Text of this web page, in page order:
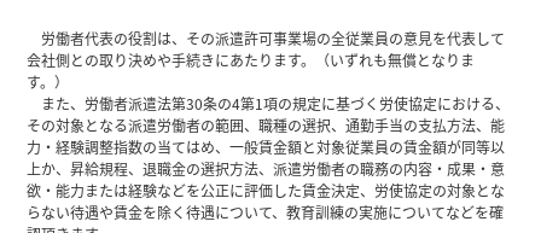
労働者代表の役割は、その派遣許可事業場の全従業員の意見を代表して
会社側との取り決めや手続きにあたります。
（いずれも無償となりま
す。）
また、労働者派遣法第30条の4第1項の規定に基づく労使協定における、
その対象となる派遣労働者の範囲、職種の選択、通勤手当の支払方法、能
力・経験調整指数の当てはめ、一般賃金額と対象従業員の賃金額が同等以
上か、昇給規程、退職金の選択方法、派遣労働者の職務の内容・成果・意
欲・能力または経験などを公正に評価した賃金決定、労使協定の対象とな
らない待遇や賃金を除く待遇について、教育訓練の実施についてなどを確